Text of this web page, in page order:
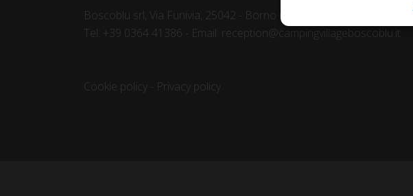
Boscoblu srl, Via Funivia, 25042 - Borno (BS) - P.I. 02746640156
Tel: +39 0364 41386 - Email: reception@campingvillageboscoblu.it
Cookie policy - Privacy policy